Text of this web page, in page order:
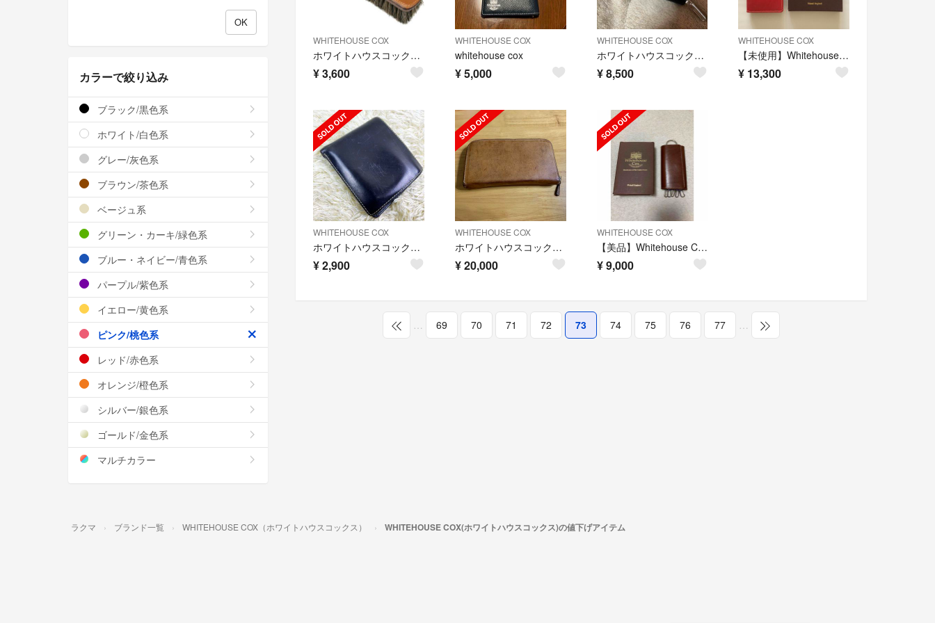
WHITEHOUSE COX
ホワイトハウスコックス S9169 Whitehousecox ブライドルレザー
¥3,600
WHITEHOUSE COX
whitehouse cox
¥5,000
WHITEHOUSE COX
ホワイトハウスコックス 小銭入れ コインケース
¥8,500
WHITEHOUSE COX
【未使用】Whitehouse Cox カードケース 赤
¥ 13,300
WHITEHOUSE COX
ホワイトハウスコックス 折り財布 ネイビー 直営店購入
¥2,900
WHITEHOUSE COX
ホワイトハウスコックス 長財布 ヴィンテージ ブライドルレザー 定価7万円
¥20,000
WHITEHOUSE COX
【美品】Whitehouse Cox
¥9,000
… 69 70 71 72 73 74 75 76 77 …
カラーで絞り込み
ブラック/黒色系
ホワイト/白色系
グレー/灰色系
ブラウン/茶色系
ベージュ系
グリーン・カーキ/緑色系
ブルー・ネイビー/青色系
パープル/紫色系
イエロー/黄色系
ピンク/桃色系
レッド/赤色系
オレンジ/橙色系
シルバー/銀色系
ゴールド/金色系
マルチカラー
ラクマ ブランド一覧 WHITEHOUSE COX（ホワイトハウスコックス） WHITEHOUSE COX(ホワイトハウスコックス)の値下げアイテム